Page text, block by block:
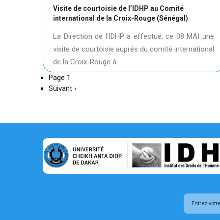
Visite de courtoisie de l’IDHP au Comité
international de la Croix-Rouge (Sénégal)
La Direction de l'IDHP a effectué, ce 08 MAI une
visite de courtoisie auprés du comité international
de la Croix-Rouge à
Page 1
Page
Suivant ›